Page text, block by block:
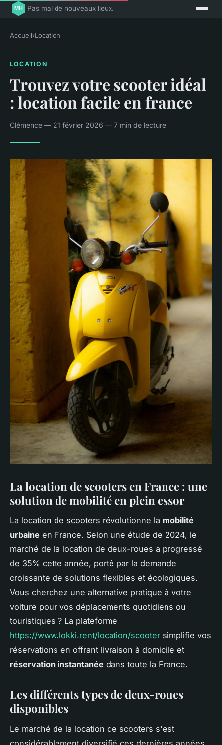
Pas mal de nouveaux lieux.
Accueil›Location
LOCATION
Trouvez votre scooter idéal
: location facile en france
Clémence — 21 février 2026 — 7 min de lecture
La location de scooters en France : une
solution de mobilité en plein essor
La location de scooters révolutionne la mobilité
urbaine en France. Selon une étude de 2024, le
marché de la location de deux-roues a progressé
de 35% cette année, porté par la demande
croissante de solutions flexibles et écologiques.
Vous cherchez une alternative pratique à votre
voiture pour vos déplacements quotidiens ou
touristiques ? La plateforme
https://www.lokki.rent/location/scooter simplifie vos
réservations en offrant livraison à domicile et
réservation instantanée dans toute la France.
Les différents types de deux-roues
disponibles
Le marché de la location de scooters s'est